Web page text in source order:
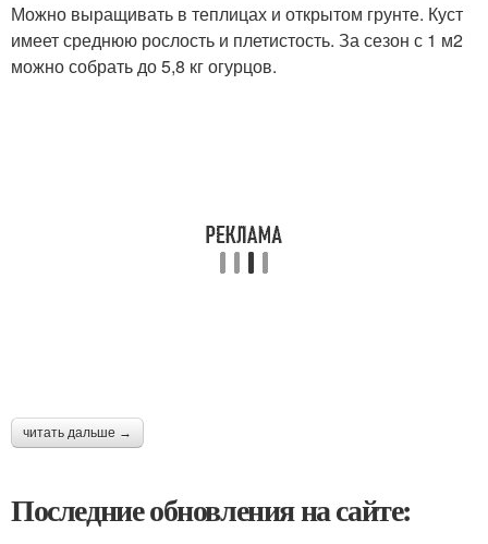
Можно выращивать в теплицах и открытом грунте. Куст
имеет среднюю рослость и плетистость. За сезон с 1 м2
можно собрать до 5,8 кг огурцов.
читать дальше →
Последние обновления на сайте: